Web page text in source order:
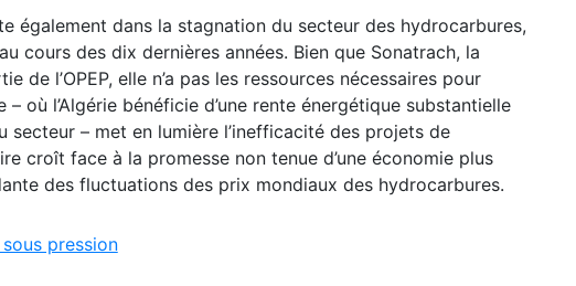
également dans la stagnation du secteur des hydrocarbures,
cours des dix dernières années. Bien que Sonatrach, la
de l’OPEP, elle n’a pas les ressources nécessaires pour
où l’Algérie bénéficie d’une rente énergétique substantielle
– met en lumière l’inefficacité des projets de
croît face à la promesse non tenue d’une économie plus
des fluctuations des prix mondiaux des hydrocarbures.
pression